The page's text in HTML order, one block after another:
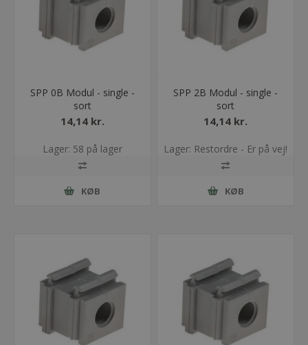
SPP 0B Modul - single -
sort
14,14 kr.
Lager: 58 på lager
KØB
SPP 2B Modul - single -
sort
14,14 kr.
Lager: Restordre - Er på vej!
KØB